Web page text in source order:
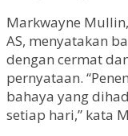
Markwayne
AS, menyatakan
dengan cermat
pernyataan.
bahaya yang
setiap hari,” kata